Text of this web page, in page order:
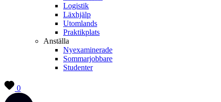
Logistik
Läxhjälp
Utomlands
Praktikplats
Anställa
Nyexaminerade
Sommarjobbare
Studenter
0